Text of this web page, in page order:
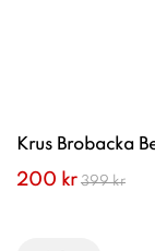
Krus Brobacka
200 kr 399 kr